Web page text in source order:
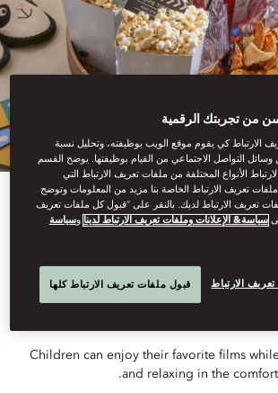
MINI MOVIE
Children can enjoy their favorite films
and relaxing in the
من تجربتك الرقمية
الارتباط كي يقوم موقع الويب بوظيفته، وتحليل نسبة
وسائل التواصل الاجتماعي من القيام بوظيفتها. يوضح القسم
الأنواع المختلفة من ملفات تعريف الارتباط التي
تعريف الارتباط الخاصة بنا مزيد من المعلومات وتوضح
تعريف الارتباط لديك. بالنقر على “قبول كل ملفات تعريف
سياسة& الإعلانات وملفات تعريف الارتباط لدينا وسياسة
الارتباط قبول ملفات تعريف الارتباط كلها